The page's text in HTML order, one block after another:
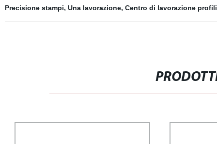
Precisione stampi, Una lavorazione, Centro di lavorazione profili